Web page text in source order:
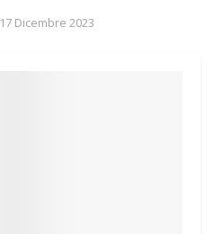
17 Dicembre 2023